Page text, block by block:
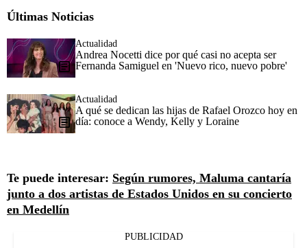
Últimas Noticias
Actualidad
Andrea Nocetti dice por qué casi no acepta ser
Fernanda Samiguel en 'Nuevo rico, nuevo pobre'
Actualidad
A qué se dedican las hijas de Rafael Orozco hoy en
día: conoce a Wendy, Kelly y Loraine
Te puede interesar: Según rumores, Maluma cantaría
junto a dos artistas de Estados Unidos en su concierto
en Medellín
PUBLICIDAD